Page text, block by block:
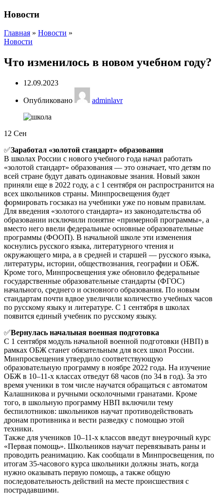
Новости
Главная » Новости »
Новости
Что изменилось в новом учебном году?
12.09.2023
Опубликовано adminlavr
12 Сен
✅Заработал «золотой стандарт» образования
В школах России с нового учебного года начал работать
«золотой стандарт» образования — это означает, что детям по
всей стране будут давать одинаковые знания. Новый закон
приняли еще в 2022 году, а с 1 сентября он распространится на
всех школьников страны. Минпросвещения будет
формировать госзаказ на учебники уже по новым правилам.
Для введения «золотого стандарта» из законодательства об
образовании исключили понятие «примерной программы», а
вместо него ввели федеральные основные образовательные
программы (ФООП). В начальной школе эти изменения
коснулись русского языка, литературного чтения и
окружающего мира, а в средней и старшей — русского языка,
литературы, истории, обществознания, географии и ОБЖ.
Кроме того, Минпросвещения уже обновило федеральные
государственные образовательные стандарты (ФГОС)
начального, среднего и основного образования. По новым
стандартам почти вдвое увеличили количество учебных часов
по русскому языку и литературе. С 1 сентября в школах
появится единый учебник по русскому языку.
✅Вернулась начальная военная подготовка
С 1 сентября модуль начальной военной подготовки (НВП) в
рамках ОБЖ станет обязательным для всех школ России.
Минпросвещения утвердило соответствующую
образовательную программу в ноябре 2022 года. На изучение
ОБЖ в 10–11-х классах отведут 68 часов (по 34 в год). За это
время ученики в том числе научатся обращаться с автоматом
Калашникова и ручными осколочными гранатами. Кроме
того, в школьную программу НВП включили тему
беспилотников: школьников научат противодействовать
дронам противника и вести разведку с помощью этой
техники.
Также для учеников 10–11-х классов введут внеурочный курс
«Первая помощь». Школьников научат перевязывать раны и
проводить реанимацию. Как сообщали в Минпросвещения, по
итогам 35-часового курса школьники должны знать, когда
нужно оказывать первую помощь, а также общую
последовательность действий на месте происшествия с
пострадавшими.